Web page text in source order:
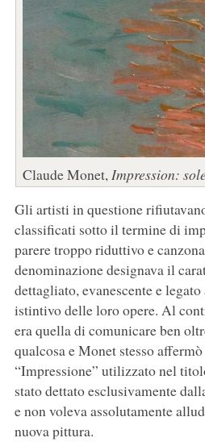
Claude Monet,Impression:
Gli artisti in questione
classificati sotto il termine di
parere troppo riduttivo e
denominazione designava il
dettagliato, evanescente e
istintivo delle loro opere. Al
era quella di comunicare ben
qualcosa e Monet stesso
“Impressione” utilizzato nel
stato dettato esclusivamente
e non voleva assolutamente
nuova pittura.